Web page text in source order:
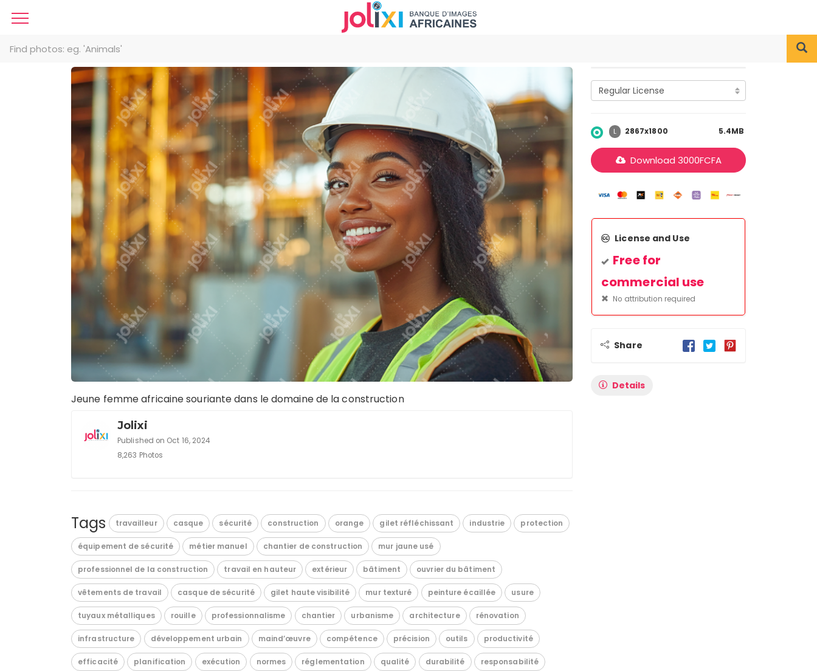
Jeune femme africaine souriante dans le domaine de la construction
Jolixi
Published on Oct 16, 2024
8,263 Photos
Tags travailleur casque sécurité construction orange gilet réfléchissant industrie protection
équipement de sécurité métier manuel chantier de construction mur jaune usé
professionnel de la construction travail en hauteur extérieur bâtiment ouvrier du bâtiment
vêtements de travail casque de sécurité gilet haute visibilité mur texturé peinture écaillée usure
tuyaux métalliques rouille professionnalisme chantier urbanisme architecture rénovation
infrastructure développement urbain maind’œuvre compétence précision outils productivité
efficacité planification exécution normes réglementation qualité durabilité responsabilité
L 2867x1800 5.4MB
Download 3000FCFA
License and Use
Free for
commercial use
No attribution required
Share
Details